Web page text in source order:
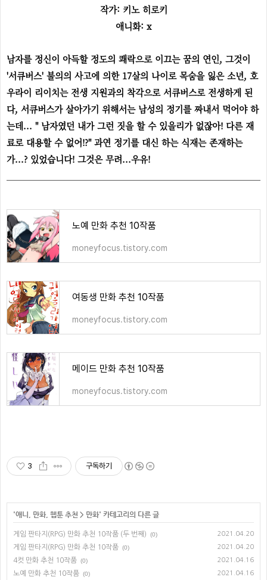
작가: 키노 히로키
애니화: x
남자를 정신이 아득할 정도의 쾌락으로 이끄는 꿈의 연인, 그것이
'서큐버스' 불의의 사고에 의한 17살의 나이로 목숨을 잃은 소년, 호
우라이 리이치는 전생 지원과의 착각으로 서큐버스로 전생하게 된
다, 서큐버스가 살아가기 위해서는 남성의 정기를 짜내서 먹어야 하
는데... " 남자였던 내가 그런 짓을 할 수 있을리가 없잖아! 다른 재
료로 대용할 수 없어!?" 과연 정기를 대신 하는 식재는 존재하는
가...? 있었습니다! 그것은 무려...우유!
노예 만화 추천 10작품
moneyfocus.tistory.com
여동생 만화 추천 10작품
moneyfocus.tistory.com
메이드 만화 추천 10작품
moneyfocus.tistory.com
3 구독하기
'애니, 만화, 웹툰 추천 > 만화' 카테고리의 다른 글
게임 판타지(RPG) 만화 추천 10작품 (두 번째) (0) 2021.04.20
게임 판타지(RPG) 만화 추천 10작품 (0) 2021.04.20
4컷 만화 추천 10작품 (0) 2021.04.16
노예 만화 추천 10작품 (0) 2021.04.16